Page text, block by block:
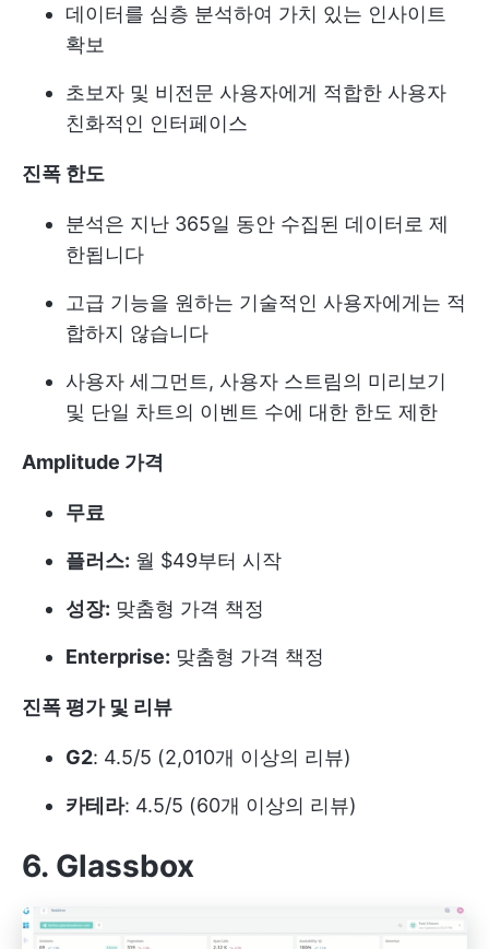
데이터를 심층 분석하여 가치 있는 인사이트
확보
초보자 및 비전문 사용자에게 적합한 사용자
친화적인 인터페이스
진폭 한도
분석은 지난 365일 동안 수집된 데이터로 제
한됩니다
고급 기능을 원하는 기술적인 사용자에게는 적
합하지 않습니다
사용자 세그먼트, 사용자 스트림의 미리보기
및 단일 차트의 이벤트 수에 대한 한도 제한
Amplitude 가격
무료
플러스: 월 $49부터 시작
성장: 맞춤형 가격 책정
Enterprise: 맞춤형 가격 책정
진폭 평가 및 리뷰
G2: 4.5/5 (2,010개 이상의 리뷰)
카테라: 4.5/5 (60개 이상의 리뷰)
6. Glassbox